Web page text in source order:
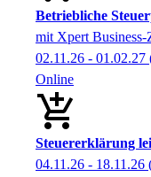
Betriebliche
mit Xpert
02.11.26 - 01.02.27
Online
Steuererklärung
04.11.26 - 18.11.26